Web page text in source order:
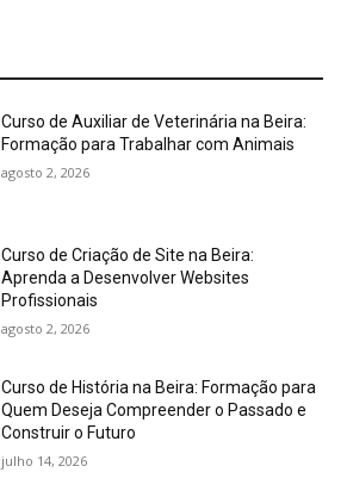
Curso de Auxiliar de Veterinária na Beira:
Formação para Trabalhar com Animais
agosto 2, 2026
Curso de Criação de Site na Beira:
Aprenda a Desenvolver Websites
Profissionais
agosto 2, 2026
Curso de História na Beira: Formação para
Quem Deseja Compreender o Passado e
Construir o Futuro
julho 14, 2026